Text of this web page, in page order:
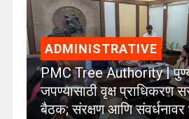
ADMINISTRATIVE
PMC Tree Authority |
जपण्यासाठी वृक्ष प्राधिकरण
बैठक; संरक्षण आणि संवर्धनावर